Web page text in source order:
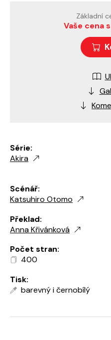
Série:
Akira
Scénář:
Katsuhiro Otomo
Překlad:
Anna Křivánková
Počet stran:
400
Tisk:
barevný i černobílý
Základní
Vaše cena